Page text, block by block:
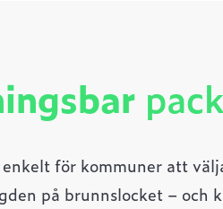
för kommuner att
på brunnslocket – och